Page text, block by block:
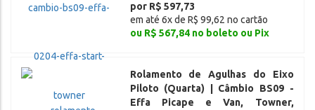
por R$ 597,73
em até 6x de R$ 99,62 no cartão
ou R$ 567,84 no boleto ou Pix
Rolamento de Agulhas do Eixo
Piloto (Quarta) | Câmbio BS09 -
Effa Picape e Van, Towner,